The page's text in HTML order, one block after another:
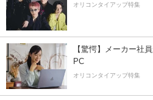
オリコンタイアップ特集
【驚愕】メーカー社
PC
オリコンタイアップ特集